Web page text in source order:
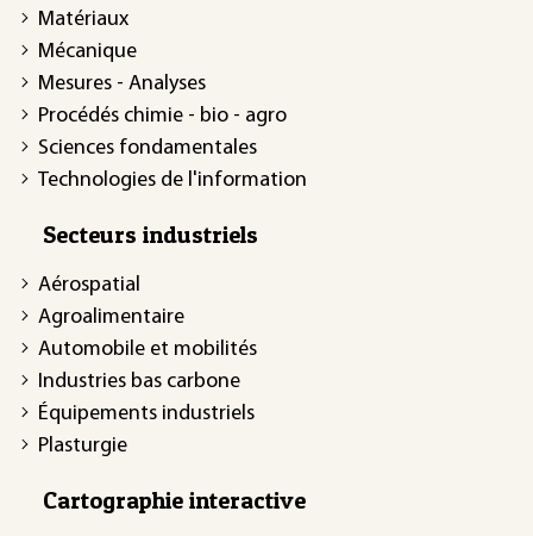
Matériaux
Mécanique
Mesures - Analyses
Procédés chimie - bio - agro
Sciences fondamentales
Technologies de l'information
Secteurs industriels
Aérospatial
Agroalimentaire
Automobile et mobilités
Industries bas carbone
Équipements industriels
Plasturgie
Cartographie interactive